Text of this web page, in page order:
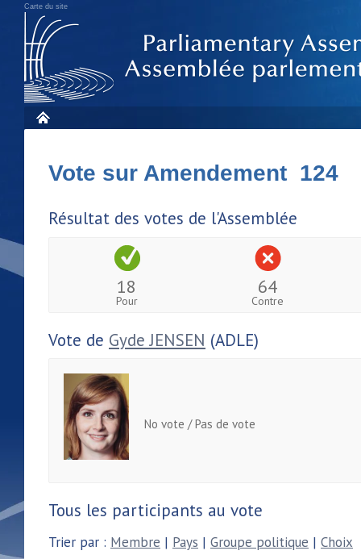
Carte du site
Vote sur Amendement 124
Résultat des votes de l'Assemblée
18
Pour
64
Contre
Vote de Gyde JENSEN (ADLE)
No vote / Pas de vote
Tous les participants au vote
Trier par : Membre | Pays | Groupe politique | Choix